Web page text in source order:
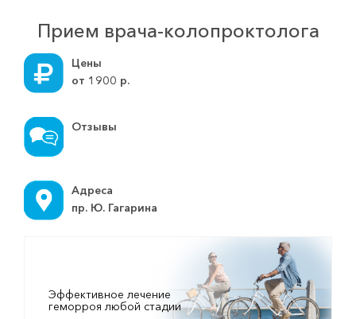
Прием врача-колопроктолога
Цены
от 1900 р.
Отзывы
Адреса
пр. Ю. Гагарина
Эффективное лечение
геморроя любой стадии